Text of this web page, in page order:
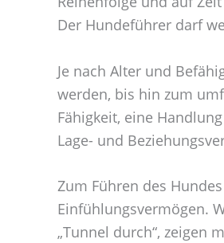
Der Hundeführer darf
Je nach Alter und
werden, bis hin zum
Fähigkeit, eine
Lage- und
Zum Führen des
Einfühlungsvermögen.
„Tunnel durch“, zeigen